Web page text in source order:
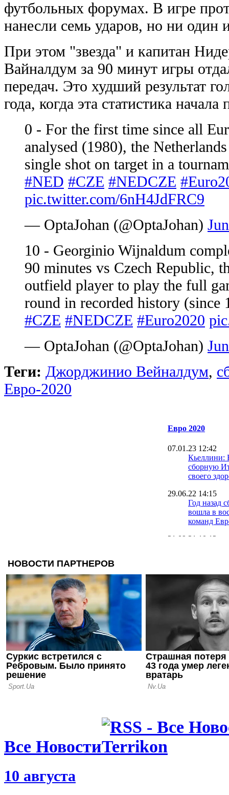
футбольных форумах. В игре
нанесли семь ударов, но ни один
При этом "звезда" и капитан
Вайналдум за 90 минут игры
передач. Это худший результат
года, когда эта статистика начала
0 - For the first time since all
analysed (1980), the
single shot on target in a
#NED #CZE #NEDCZE
pic.twitter.com/6nH4JdFRC9
— OptaJohan (@OptaJohan)
10 - Georginio Wijnaldum
90 minutes vs Czech Republic,
outfield player to play the full
round in recorded history
#CZE #NEDCZE #Euro2020
— OptaJohan (@OptaJohan)
Теги: Джорджинио Вейналдум,
Евро-2020
Евро 2020
07.01.23 12:42
Кьеллини:
сборную
своего
29.06.22 14:15
Год назад
вошла в
команд
21.09.21 10:12
17.09.21 12:28
У игрока
медали
10.09.21 14:18
сборной
Все Новости
10 августа